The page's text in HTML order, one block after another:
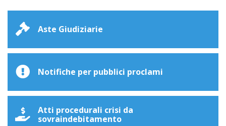
Aste Giudiziarie
Notifiche per pubblici proclami
Atti procedurali crisi da
sovraindebitamento